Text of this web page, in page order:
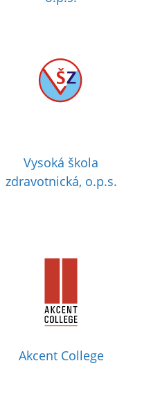
Vysoká škola
zdravotnická, o.p.s.
Akcent College